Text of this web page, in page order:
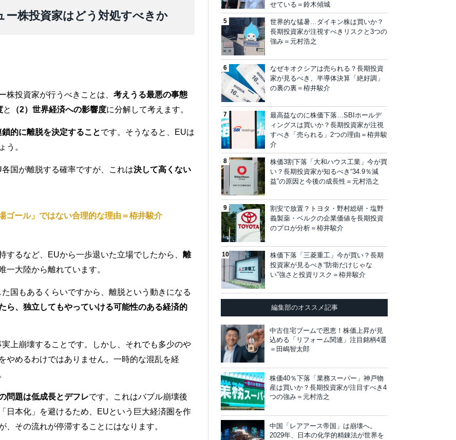
ー株投資家はどう対処すべきか
株投資家が行うべきことは、 考えうる最悪の事態
と （2）世界経済への影響度に分解して考えます。
的に離脱を決定することです。そうなると、EUは
う。
国が離脱する確率ですが、これは決して高くない
ゴール」ではない合理的な理由＝栫井駿介
るなど、EUから一歩退いた立場でしたから、 離
一大陸から離れています。
国もあるくらいですから、離脱という動きになる
ら、独立してもやっていける可能性のある経済的
上崩壊することです。しかし、それでも多少のや
やめるわけではありません。一時的な混乱を経
問題は低成長とデフレです。これはバブル崩壊後
日本化」を避けるため、EUという巨大経済圏を作
、その流れが停滞することにはなります。
せている＝鈴木傾城
世界的な猛暑…ダイキン株は買いか？
長期投資家が注視すべきリスクと3つの
強み＝元村浩之
なぜキオクシアは売られる？長期投資
家が見るべき、半導体決算「絶好調」
の裏の裏＝栫井駿介
最高益なのに株価下落…SBIホールデ
ィングスは買いか？長期投資家が注視
すべき「売られる」2つの理由＝栫井駿
介
株価3割下落「大和ハウス工業」今が買
い？長期投資家が知るべき“34.9％減
益”の原因と今後の成長性＝元村浩之
割安で放置？トヨタ・野村総研・塩野
義製薬・ベルクの企業価値を長期投資
のプロが分析＝栫井駿介
株価下落「三菱重工」今が買い？長期
投資家が見るべき“防衛だけじゃな
い”強さと投資リスク＝栫井駿介
編集部のオススメ記事
中古住宅ブームで恩恵！株価上昇が見
込める「リフォーム関連」注目銘柄4選
＝田嶋智太郎
株価40％下落「業務スーパー」神戸物
産は買いか？長期投資家が注目すべき4
つの強み＝元村浩之
中国「レアアース帝国」は崩壊へ。
2029年、日本の化学的精錬法が世界を